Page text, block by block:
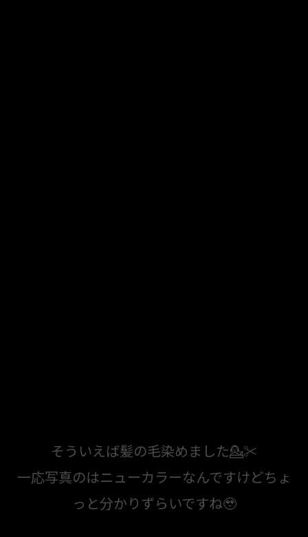
そういえば髪の毛染めました💁✂
一応写真のはニューカラーなんですけどちょ
っと分かりずらいですね🥹